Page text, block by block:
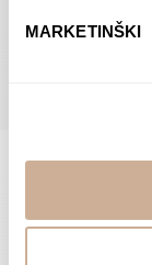
MARKETINŠKI